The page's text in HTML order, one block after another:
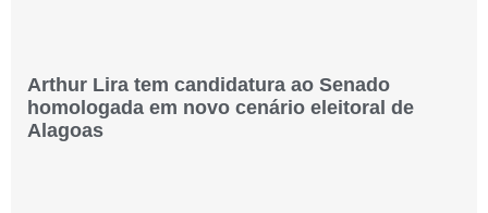
Arthur Lira tem candidatura ao Senado
homologada em novo cenário eleitoral de
Alagoas